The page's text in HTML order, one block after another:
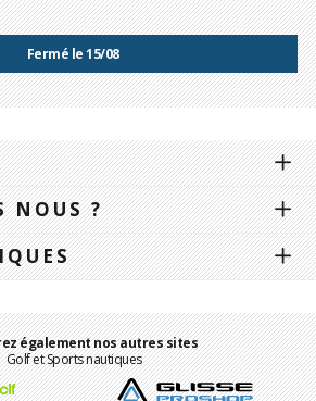
Fermé le 15/08
NOUS ?
également nos autres sites
Golf et Sports nautiques